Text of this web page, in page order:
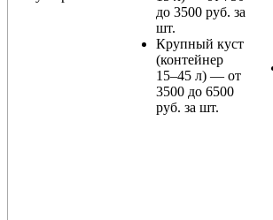
до 3500 руб. за
шт.
Крупный куст
(контейнер
15–45 л) — от
3500 до 6500
руб. за шт.